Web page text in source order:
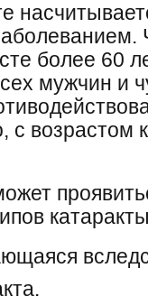
более 60
мужчин и
с возрастом